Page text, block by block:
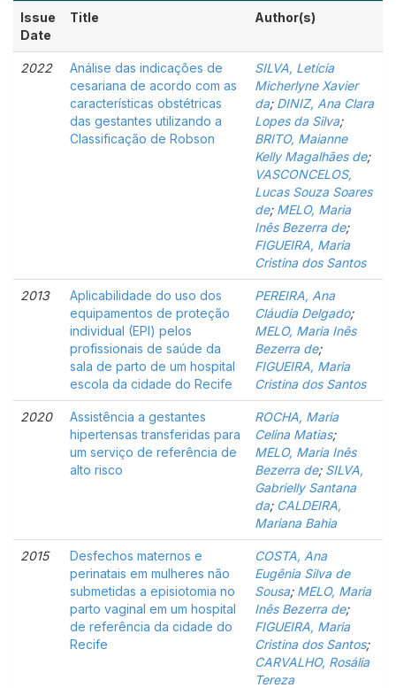
Issue
Date
Title Author(s)
2022
Análise das indicações de
cesariana de acordo com as
características obstétricas
das gestantes utilizando a
Classificação de Robson
SILVA, Letícia
Micherlyne Xavier
da; DINIZ, Ana Clara
Lopes da Silva;
BRITO, Maianne
Kelly Magalhães de;
VASCONCELOS,
Lucas Souza Soares
de; MELO, Maria
Inês Bezerra de;
FIGUEIRA, Maria
Cristina dos Santos
2013
Aplicabilidade do uso dos
equipamentos de proteção
individual (EPI) pelos
profissionais de saúde da
sala de parto de um hospital
escola da cidade do Recife
PEREIRA, Ana
Cláudia Delgado;
MELO, Maria Inês
Bezerra de;
FIGUEIRA, Maria
Cristina dos Santos
2020
Assistência a gestantes
hipertensas transferidas para
um serviço de referência de
alto risco
ROCHA, Maria
Celina Matias;
MELO, Maria Inês
Bezerra de; SILVA,
Gabrielly Santana
da; CALDEIRA,
Mariana Bahia
2015
Desfechos maternos e
perinatais em mulheres não
submetidas a episiotomia no
parto vaginal em um hospital
de referência da cidade do
Recife
COSTA, Ana
Eugênia Silva de
Sousa; MELO, Maria
Inês Bezerra de;
FIGUEIRA, Maria
Cristina dos Santos;
CARVALHO, Rosália
Tereza